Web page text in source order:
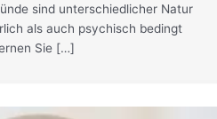
sind unterschiedlicher Natur
als auch psychisch bedingt
Sie […]